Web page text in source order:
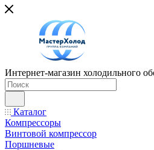
Интернет-магазин холодильного
Каталог
Компрессоры
Винтовой компрессор
Поршневые